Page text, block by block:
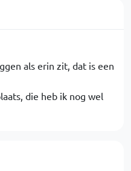
als erin zit, dat is een
die heb ik nog wel